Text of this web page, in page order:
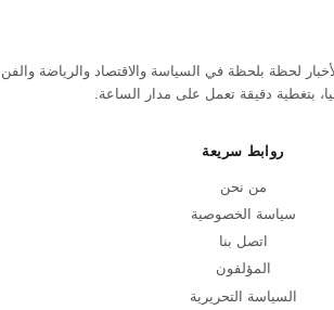
لحظة بلحظة في السياسة والاقتصاد والرياضة والفن
بتغطية دقيقة تعمل على مدار الساعة.
روابط سريعة
من نحن
سياسة الخصوصية
اتصل بنا
المؤلفون
السياسة التحريرية